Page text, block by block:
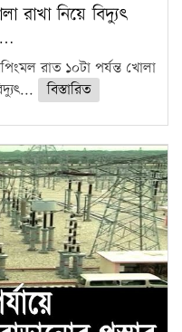
রাখা নিয়ে বিদ্যুৎ
রাত ১০টা পর্যন্ত খোলা
বিস্তারিত